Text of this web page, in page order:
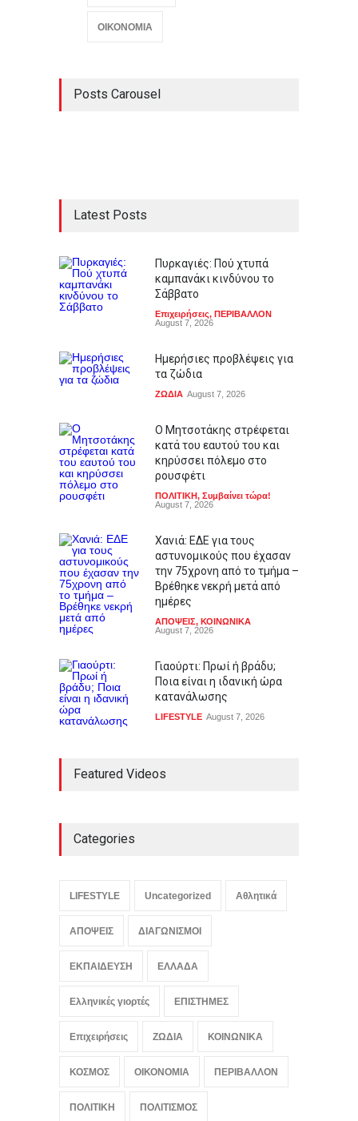
ΟΙΚΟΝΟΜΙΑ
Posts Carousel
Latest Posts
Πυρκαγιές: Πού χτυπά
καμπανάκι κινδύνου το
Σάββατο
Επιχειρήσεις, ΠΕΡΙΒΑΛΛΟΝ
August 7, 2026
Ημερήσιες προβλέψεις για
τα ζώδια
ΖΩΔΙΑ August 7, 2026
Ο Μητσοτάκης στρέφεται
κατά του εαυτού του και
κηρύσσει πόλεμο στο
ρουσφέτι
ΠΟΛΙΤΙΚΗ, Συμβαίνει τώρα!
August 7, 2026
Χανιά: ΕΔΕ για τους
αστυνομικούς που έχασαν
την 75χρονη από το τμήμα –
Βρέθηκε νεκρή μετά από
ημέρες
ΑΠΟΨΕΙΣ, ΚΟΙΝΩΝΙΚΑ
August 7, 2026
Γιαούρτι: Πρωί ή βράδυ;
Ποια είναι η ιδανική ώρα
κατανάλωσης
LIFESTYLE August 7, 2026
Featured Videos
Categories
LIFESTYLE Uncategorized Αθλητικά
ΑΠΟΨΕΙΣ ΔΙΑΓΩΝΙΣΜΟΙ
ΕΚΠΑΙΔΕΥΣΗ ΕΛΛΑΔΑ
Ελληνικές γιορτές ΕΠΙΣΤΗΜΕΣ
Επιχειρήσεις ΖΩΔΙΑ ΚΟΙΝΩΝΙΚΑ
ΚΟΣΜΟΣ ΟΙΚΟΝΟΜΙΑ ΠΕΡΙΒΑΛΛΟΝ
ΠΟΛΙΤΙΚΗ ΠΟΛΙΤΙΣΜΟΣ